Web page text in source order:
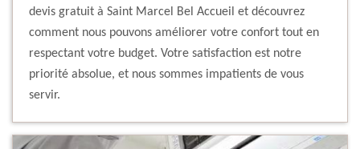
devis gratuit à Saint Marcel Bel Accueil et découvrez
comment nous pouvons améliorer votre confort tout en
respectant votre budget. Votre satisfaction est notre
priorité absolue, et nous sommes impatients de vous
servir.